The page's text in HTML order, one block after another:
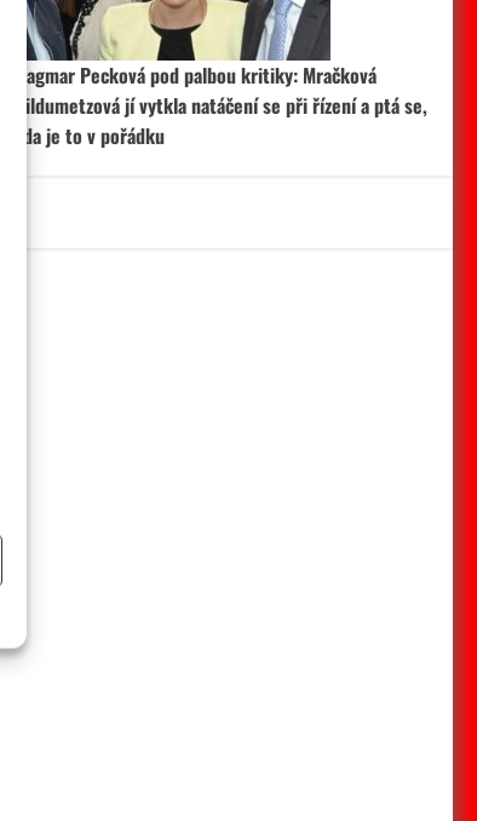
Dagmar Pecková pod palbou kritiky: Mračková
Vildumetzová jí vytkla natáčení se při řízení a ptá se,
zda je to v pořádku